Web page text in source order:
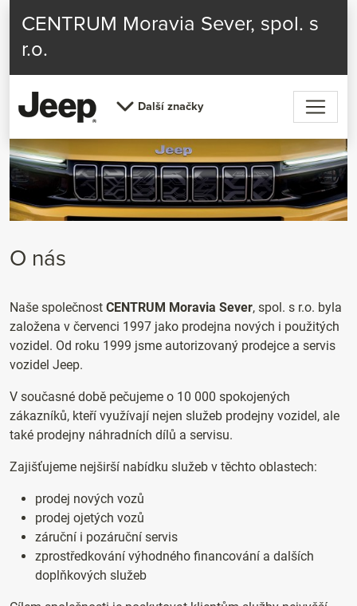
CENTRUM Moravia Sever, spol. s
r.o.
Další značky
O nás
Naše společnost CENTRUM Moravia Sever, spol. s r.o. byla
založena v červenci 1997 jako prodejna nových i použitých
vozidel. Od roku 1999 jsme autorizovaný prodejce a servis
vozidel Jeep.
V současné době pečujeme o 10 000 spokojených
zákazníků, kteří využívají nejen služeb prodejny vozidel, ale
také prodejny náhradních dílů a servisu.
Zajišťujeme nejširší nabídku služeb v těchto oblastech:
prodej nových vozů
prodej ojetých vozů
záruční i pozáruční servis
zprostředkování výhodného financování a dalších
doplňkových služeb